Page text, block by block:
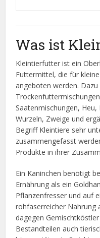
Was ist
Kleintierfutter ist ein
Futtermittel, die für
angeboten werden.
Saatenmischungen,
Wurzeln, Zweige und
Begriff Kleintiere sehr
zusammengefasst
Produkte in ihrer
Ein Kaninchen benötigt
Ernährung als ein
Pflanzenfresser und auf
rohfaserreicher Nahrung
dagegen
Bestandteilen auch